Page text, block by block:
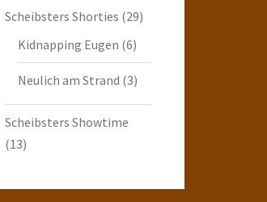
Scheibsters Shorties (29)
Kidnapping Eugen (6)
Neulich am Strand (3)
Scheibsters Showtime
(13)